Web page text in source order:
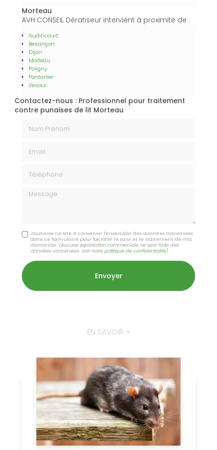
Morteau
AVH CONSEIL Dératiseur intervient à proximité de :
Audincourt
Besançon
Dijon
Morteau
Poligny
Pontarlier
Vesoul
Contactez-nous : Professionnel pour traitement
contre punaises de lit Morteau
Message
J'autorise ce site à conserver l'ensemble des données transmises
dans ce formulaire pour faciliter le suivi et le traitement de ma
demande. (Aucune exploitation commerciale ne sera faite des
données concervées. Voir notre politique de confidentialité)
EN SAVOIR +